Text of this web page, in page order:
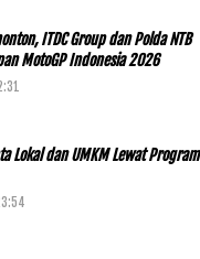
ITDC Group dan Polda NTB
MotoGP Indonesia 2026
Lokal dan UMKM Lewat Program